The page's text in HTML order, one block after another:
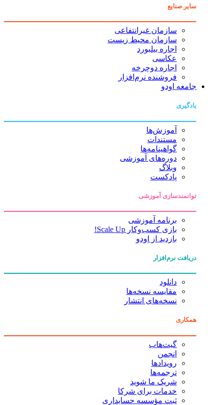
سایر صنایع
سازمان غیرانتفاعی
سازمان محیط زیست
اجاره بیلبورد
عکاسی
اجاره دوچرخه
فروشنده نرم‌افزار
جامعه اودو
یادگیری
آموزش‌ها
مستندات
گواهینامه‌ها
دوره‌های آموزشی
وبلاگ
پادکست
توانمندسازی آموزشی
برنامه آموزشی
بازی کسب‌وکار Scale Up!
بازدید از اودو
دریافت نرم‌افزار
دانلود
مقایسه نسخه‌ها
نسخه‌های انتشار
همکاری
گیت‌هاب
انجمن
رویدادها
ترجمه‌ها
شریک ما شوید
خدمات برای شرکا
ثبت مؤسسه حسابداری